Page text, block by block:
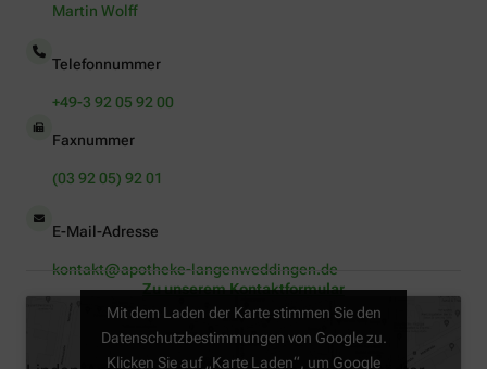
Martin Wolff
Telefonnummer
+49-3 92 05 92 00
Faxnummer
(03 92 05) 92 01
E-Mail-Adresse
kontakt@apotheke-langenweddingen.de
Zu unserem Kontaktformular
Mit dem Laden der Karte stimmen Sie den
Datenschutzbestimmungen von Google zu.
Klicken Sie auf „Karte Laden“, um Google